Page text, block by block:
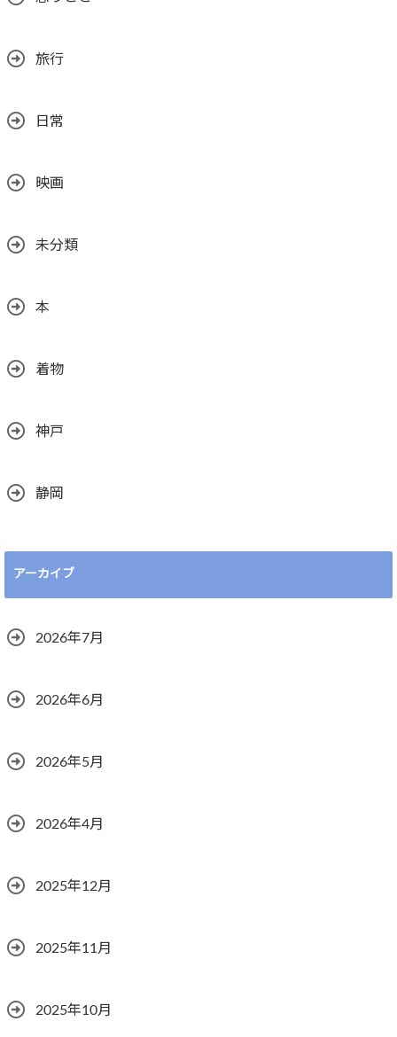
旅行
日常
映画
未分類
本
着物
神戸
静岡
アーカイブ
2026年7月
2026年6月
2026年5月
2026年4月
2025年12月
2025年11月
2025年10月